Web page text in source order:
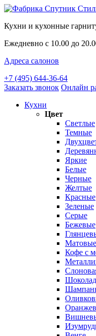
Кухни и кухонные
Ежедневно с 10.00 до
Адреса салонов
+7 (495) 644-36-64
Заказать звонок Онлайн
Кухни
Цвет
Светлые
Темные
Яркие
Белые
Черные
Желтые
Красные
Зеленые
Серые
Бежевые
Матовые
Кофе с
Шоколад